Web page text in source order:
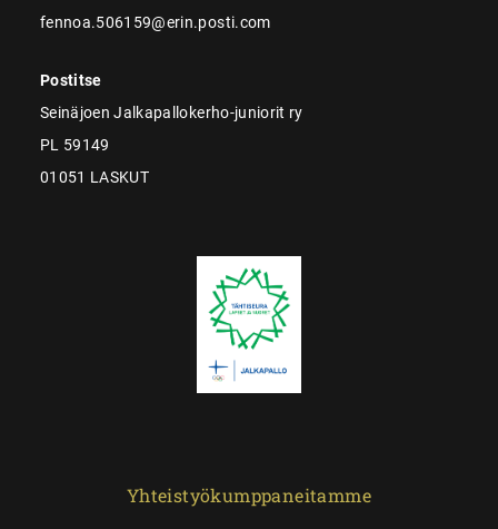
fennoa.506159@erin.posti.com
Postitse
Seinäjoen Jalkapallokerho-juniorit ry
PL 59149
01051 LASKUT
Yhteistyökumppaneitamme